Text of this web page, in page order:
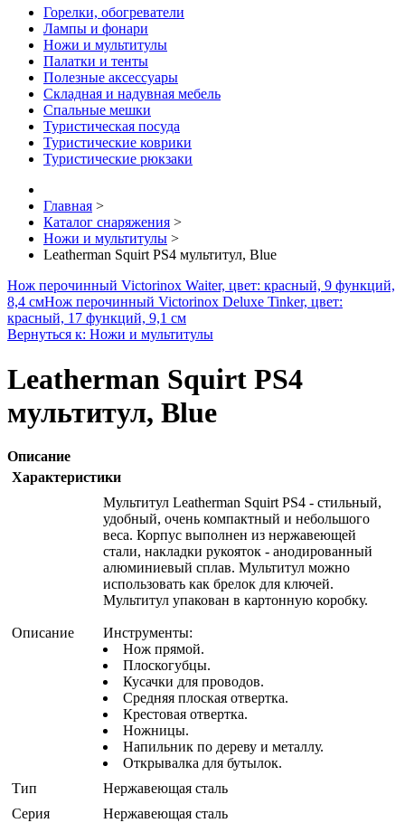
Горелки, обогреватели
Лампы и фонари
Ножи и мультитулы
Палатки и тенты
Полезные аксессуары
Складная и надувная мебель
Спальные мешки
Туристическая посуда
Туристические коврики
Туристические рюкзаки
Главная >
Каталог снаряжения >
Ножи и мультитулы >
Leatherman Squirt PS4 мультитул, Blue
Нож перочинный Victorinox Waiter, цвет: красный, 9 функций,
8,4 смНож перочинный Victorinox Deluxe Tinker, цвет:
красный, 17 функций, 9,1 см
Вернуться к: Ножи и мультитулы
Leatherman Squirt PS4
мультитул, Blue
Описание
Характеристики
Описание
Мультитул Leatherman Squirt PS4 - стильный,
удобный, очень компактный и небольшого
веса. Корпус выполнен из нержавеющей
стали, накладки рукояток - анодированный
алюминиевый сплав. Мультитул можно
использовать как брелок для ключей.
Мультитул упакован в картонную коробку.
Инструменты:
Нож прямой.
Плоскогубцы.
Кусачки для проводов.
Средняя плоская отвертка.
Крестовая отвертка.
Ножницы.
Напильник по дереву и металлу.
Открывалка для бутылок.
Тип
Нержавеющая сталь
Серия
Нержавеющая сталь